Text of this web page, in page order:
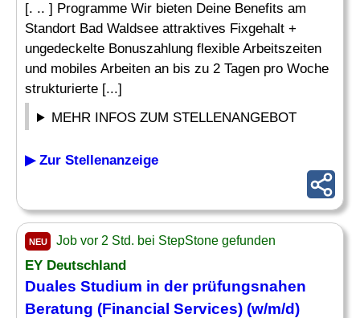
[. .. ] Programme Wir bieten Deine Benefits am
Standort Bad Waldsee attraktives Fixgehalt +
ungedeckelte Bonuszahlung flexible Arbeitszeiten
und mobiles Arbeiten an bis zu 2 Tagen pro Woche
strukturierte [...]
MEHR INFOS ZUM STELLENANGEBOT
▶ Zur Stellenanzeige
NEU Job vor 2 Std. bei StepStone gefunden
EY Deutschland
Duales Studium in der prüfungsnahen
Beratung (Financial Services) (w/m/d)